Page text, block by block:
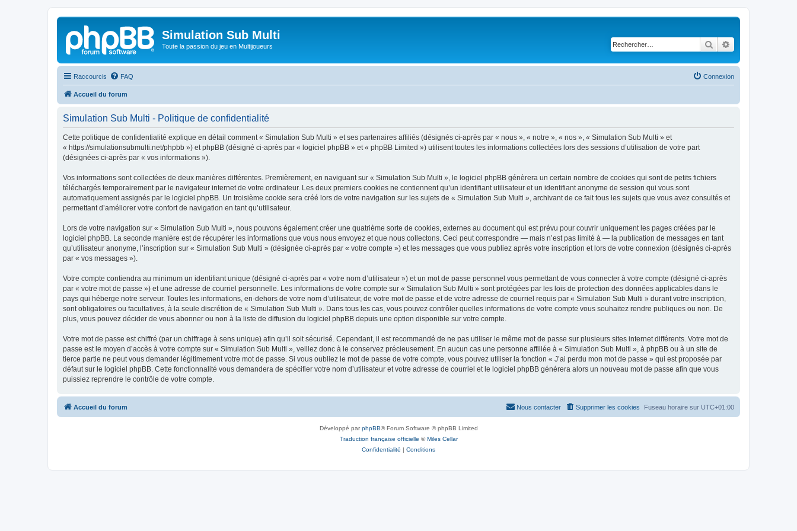
Simulation Sub Multi
Toute la passion du jeu en Multijoueurs Rechercher
Raccourcis FAQ Connexion
Accueil du forum
Simulation Sub Multi - Politique de confidentialité
Cette politique de confidentialité explique en détail comment « Simulation Sub Multi » et ses partenaires affiliés (désignés ci-après par « nous », « notre », « nos », « Simulation Sub Multi » et
« https://simulationsubmulti.net/phpbb ») et phpBB (désigné ci-après par « logiciel phpBB » et « phpBB Limited ») utilisent toutes les informations collectées lors des sessions d’utilisation de votre part
(désignées ci-après par « vos informations »).
Vos informations sont collectées de deux manières différentes. Premièrement, en naviguant sur « Simulation Sub Multi », le logiciel phpBB génèrera un certain nombre de cookies qui sont de petits fichiers
téléchargés temporairement par le navigateur internet de votre ordinateur. Les deux premiers cookies ne contiennent qu’un identifiant utilisateur et un identifiant anonyme de session qui vous sont
automatiquement assignés par le logiciel phpBB. Un troisième cookie sera créé lors de votre navigation sur les sujets de « Simulation Sub Multi », archivant de ce fait tous les sujets que vous avez consultés et
permettant d’améliorer votre confort de navigation en tant qu’utilisateur.
Lors de votre navigation sur « Simulation Sub Multi », nous pouvons également créer une quatrième sorte de cookies, externes au document qui est prévu pour couvrir uniquement les pages créées par le
logiciel phpBB. La seconde manière est de récupérer les informations que vous nous envoyez et que nous collectons. Ceci peut correspondre — mais n’est pas limité à — la publication de messages en tant
qu’utilisateur anonyme, l’inscription sur « Simulation Sub Multi » (désignée ci-après par « votre compte ») et les messages que vous publiez après votre inscription et lors de votre connexion (désignés ci-après
par « vos messages »).
Votre compte contiendra au minimum un identifiant unique (désigné ci-après par « votre nom d’utilisateur ») et un mot de passe personnel vous permettant de vous connecter à votre compte (désigné ci-après
par « votre mot de passe ») et une adresse de courriel personnelle. Les informations de votre compte sur « Simulation Sub Multi » sont protégées par les lois de protection des données applicables dans le
pays qui héberge notre serveur. Toutes les informations, en-dehors de votre nom d’utilisateur, de votre mot de passe et de votre adresse de courriel requis par « Simulation Sub Multi » durant votre inscription,
sont obligatoires ou facultatives, à la seule discrétion de « Simulation Sub Multi ». Dans tous les cas, vous pouvez contrôler quelles informations de votre compte vous souhaitez rendre publiques ou non. De
plus, vous pouvez décider de vous abonner ou non à la liste de diffusion du logiciel phpBB depuis une option disponible sur votre compte.
Votre mot de passe est chiffré (par un chiffrage à sens unique) afin qu’il soit sécurisé. Cependant, il est recommandé de ne pas utiliser le même mot de passe sur plusieurs sites internet différents. Votre mot de
passe est le moyen d’accès à votre compte sur « Simulation Sub Multi », veillez donc à le conservez précieusement. En aucun cas une personne affiliée à « Simulation Sub Multi », à phpBB ou à un site de
tierce partie ne peut vous demander légitimement votre mot de passe. Si vous oubliez le mot de passe de votre compte, vous pouvez utiliser la fonction « J’ai perdu mon mot de passe » qui est proposée par
défaut sur le logiciel phpBB. Cette fonctionnalité vous demandera de spécifier votre nom d’utilisateur et votre adresse de courriel et le logiciel phpBB générera alors un nouveau mot de passe afin que vous
puissiez reprendre le contrôle de votre compte.
Accueil du forum Fuseau horaire sur UTC+01:00
Supprimer les cookies
Nous contacter
Développé parphpBB® Forum Software © phpBB Limited
Traduction française officielle ©Miles Cellar
Confidentialité | Conditions